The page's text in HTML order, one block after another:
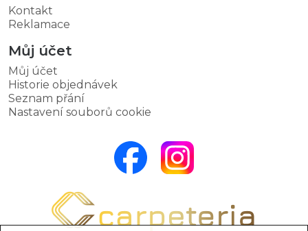
Kontakt
Reklamace
Můj účet
Můj účet
Historie objednávek
Seznam přání
Nastavení souborů cookie